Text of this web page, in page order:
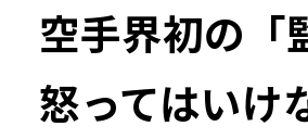
空手界初の「
怒ってはいけ